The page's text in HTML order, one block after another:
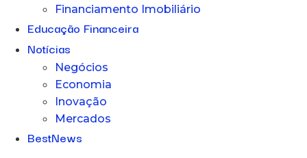
Financiamento Imobiliário
Educação Financeira
Notícias
Negócios
Economia
Inovação
Mercados
BestNews